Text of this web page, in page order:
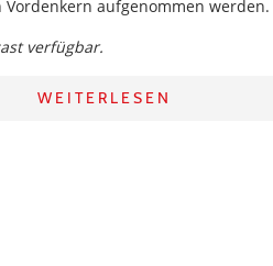
aufgenommen werden.
verfügbar.
WEITERLESEN